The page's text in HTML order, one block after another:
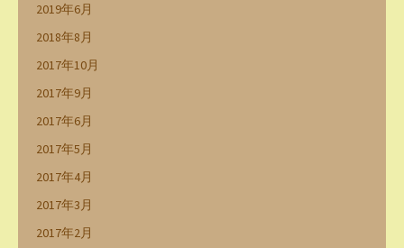
2019年6月
2018年8月
2017年10月
2017年9月
2017年6月
2017年5月
2017年4月
2017年3月
2017年2月